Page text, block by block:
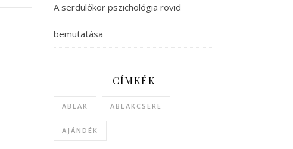
A serdülőkor pszichológia rövid
bemutatása
CÍMKÉK
ABLAK ABLAKCSERE
AJÁNDÉK